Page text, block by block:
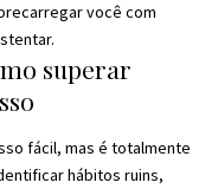
você com
superar
fácil, mas é totalmente
hábitos ruins,